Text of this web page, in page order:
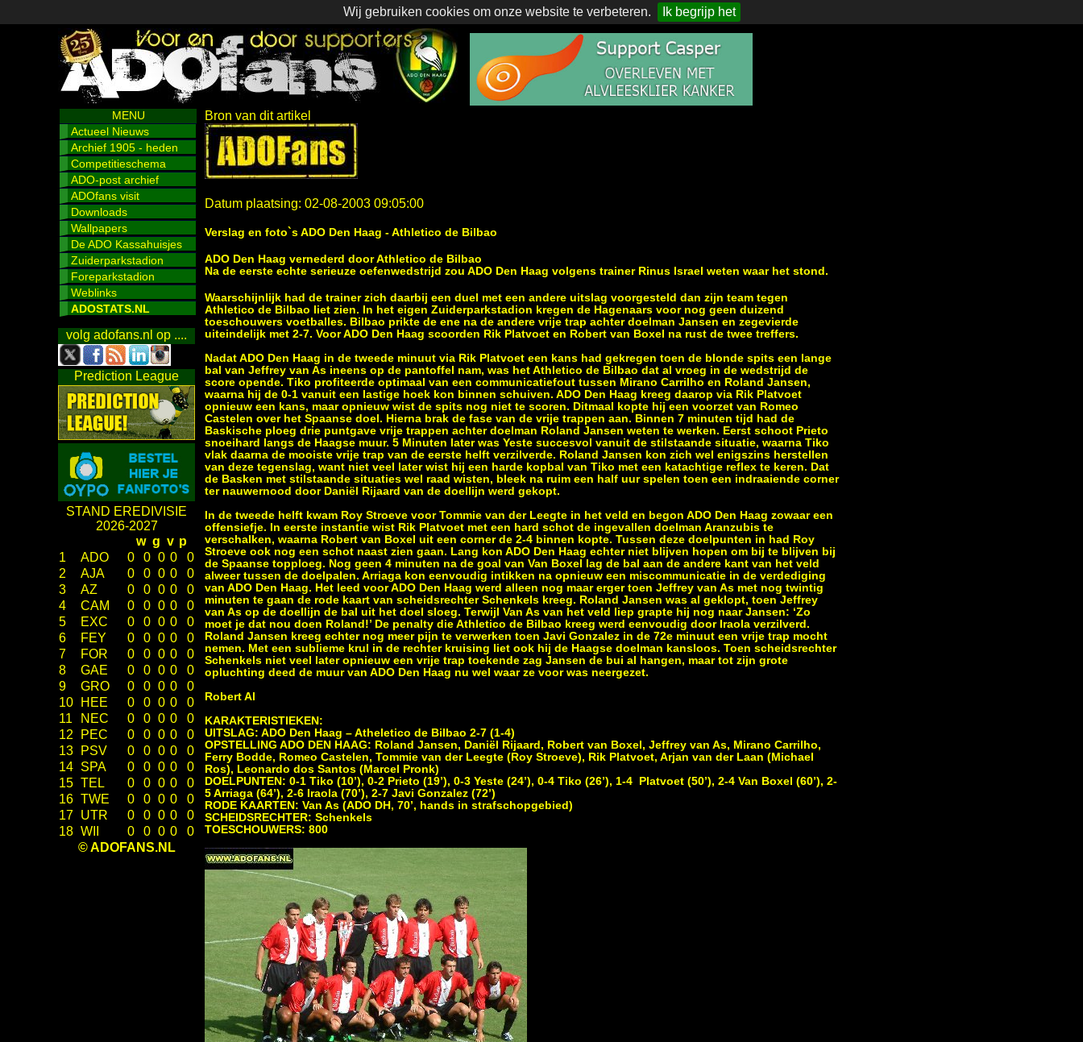
Wij gebruiken cookies om onze website te verbeteren. Ik begrijp het
MENU
Actueel Nieuws
Archief 1905 - heden
Competitieschema
ADO-post archief
ADOfans visit
Downloads
Wallpapers
De ADO Kassahuisjes
Zuiderparkstadion
Foreparkstadion
Weblinks
ADOSTATS.NL
volg adofans.nl op ....
Prediction League
STAND EREDIVISIE
2026-2027
w g v p
1
ADO 0 0 0 0
0
2
AJA 0 0 0 0
0
3
AZ 0 0 0 0
0
4
CAM 0 0 0 0
0
5
EXC 0 0 0 0
0
6
FEY 0 0 0 0
0
7
FOR 0 0 0 0
0
8
GAE 0 0 0 0
0
9
GRO 0 0 0 0
0
10
HEE 0 0 0 0
0
11
NEC 0 0 0 0
0
12
PEC 0 0 0 0
0
13
PSV 0 0 0 0
0
14 SPA 0 0 0 0
0
15 TEL 0 0 0 0
0
16 TWE 0 0 0 0
0
17 UTR 0 0 0 0
0
18 WII 0 0 0 0
0
© ADOFANS.NL
Bron van dit artikel
Datum plaatsing: 02-08-2003 09:05:00
Verslag en foto`s ADO Den Haag - Athletico de Bilbao
ADO Den Haag vernederd door Athletico de Bilbao
Na de eerste echte serieuze oefenwedstrijd zou ADO Den Haag volgens trainer Rinus Israel weten waar het stond.
Waarschijnlijk had de trainer zich daarbij een duel met een andere uitslag voorgesteld dan zijn team tegen
Athletico de Bilbao liet zien. In het eigen Zuiderparkstadion kregen de Hagenaars voor nog geen duizend
toeschouwers voetballes. Bilbao prikte de ene na de andere vrije trap achter doelman Jansen en zegevierde
uiteindelijk met 2-7. Voor ADO Den Haag scoorden Rik Platvoet en Robert van Boxel na rust de twee treffers.
Nadat ADO Den Haag in de tweede minuut via Rik Platvoet een kans had gekregen toen de blonde spits een lange
bal van Jeffrey van As ineens op de pantoffel nam, was het Athletico de Bilbao dat al vroeg in de wedstrijd de
score opende. Tiko profiteerde optimaal van een communicatiefout tussen Mirano Carrilho en Roland Jansen,
waarna hij de 0-1 vanuit een lastige hoek kon binnen schuiven. ADO Den Haag kreeg daarop via Rik Platvoet
opnieuw een kans, maar opnieuw wist de spits nog niet te scoren. Ditmaal kopte hij een voorzet van Romeo
Castelen over het Spaanse doel. Hierna brak de fase van de vrije trappen aan. Binnen 7 minuten tijd had de
Baskische ploeg drie puntgave vrije trappen achter doelman Roland Jansen weten te werken. Eerst schoot Prieto
snoeihard langs de Haagse muur. 5 Minuten later was Yeste succesvol vanuit de stilstaande situatie, waarna Tiko
vlak daarna de mooiste vrije trap van de eerste helft verzilverde. Roland Jansen kon zich wel enigszins herstellen
van deze tegenslag, want niet veel later wist hij een harde kopbal van Tiko met een katachtige reflex te keren. Dat
de Basken met stilstaande situaties wel raad wisten, bleek na ruim een half uur spelen toen een indraaiende corner
ter nauwernood door Daniël Rijaard van de doellijn werd gekopt.
In de tweede helft kwam Roy Stroeve voor Tommie van der Leegte in het veld en begon ADO Den Haag zowaar een
offensiefje. In eerste instantie wist Rik Platvoet met een hard schot de ingevallen doelman Aranzubis te
verschalken, waarna Robert van Boxel uit een corner de 2-4 binnen kopte. Tussen deze doelpunten in had Roy
Stroeve ook nog een schot naast zien gaan. Lang kon ADO Den Haag echter niet blijven hopen om bij te blijven bij
de Spaanse topploeg. Nog geen 4 minuten na de goal van Van Boxel lag de bal aan de andere kant van het veld
alweer tussen de doelpalen. Arriaga kon eenvoudig intikken na opnieuw een miscommunicatie in de verdediging
van ADO Den Haag. Het leed voor ADO Den Haag werd alleen nog maar erger toen Jeffrey van As met nog twintig
minuten te gaan de rode kaart van scheidsrechter Schenkels kreeg. Roland Jansen was al geklopt, toen Jeffrey
van As op de doellijn de bal uit het doel sloeg. Terwijl Van As van het veld liep grapte hij nog naar Jansen: ‘Zo
moet je dat nou doen Roland!’ De penalty die Athletico de Bilbao kreeg werd eenvoudig door Iraola verzilverd.
Roland Jansen kreeg echter nog meer pijn te verwerken toen Javi Gonzalez in de 72e minuut een vrije trap mocht
nemen. Met een sublieme krul in de rechter kruising liet ook hij de Haagse doelman kansloos. Toen scheidsrechter
Schenkels niet veel later opnieuw een vrije trap toekende zag Jansen de bui al hangen, maar tot zijn grote
opluchting deed de muur van ADO Den Haag nu wel waar ze voor was neergezet.
Robert Al
KARAKTERISTIEKEN:
UITSLAG: ADO Den Haag – Atheletico de Bilbao 2-7 (1-4)
OPSTELLING ADO DEN HAAG: Roland Jansen, Daniël Rijaard, Robert van Boxel, Jeffrey van As, Mirano Carrilho,
Ferry Bodde, Romeo Castelen, Tommie van der Leegte (Roy Stroeve), Rik Platvoet, Arjan van der Laan (Michael
Ros), Leonardo dos Santos (Marcel Pronk)
DOELPUNTEN: 0-1 Tiko (10’), 0-2 Prieto (19’), 0-3 Yeste (24’), 0-4 Tiko (26’), 1-4 Platvoet (50’), 2-4 Van Boxel (60’), 2-
5 Arriaga (64’), 2-6 Iraola (70’), 2-7 Javi Gonzalez (72’)
RODE KAARTEN: Van As (ADO DH, 70’, hands in strafschopgebied)
SCHEIDSRECHTER: Schenkels
TOESCHOUWERS: 800